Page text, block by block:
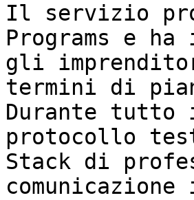
Il servizio
Programs e
gli
termini di
Durante tutto
protocollo
Stack di